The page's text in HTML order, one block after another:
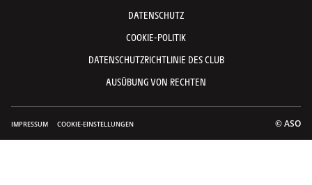
DATENSCHUTZ
COOKIE-POLITIK
DATENSCHUTZRICHTLINIE DES CLUB
AUSÜBUNG VON RECHTEN
IMPRESSUM COOKIE-EINSTELLUNGEN © ASO